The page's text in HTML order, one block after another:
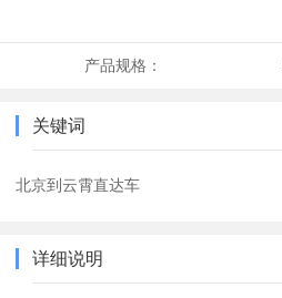
产品规格：
关键词
北京到云霄直达车
详细说明